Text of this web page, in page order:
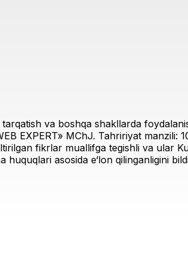
va boshqa shakllarda
EXPERT» MChJ. Tahririyat
fikrlar muallifga tegishli va ular
asosida e‘lon qilinganligini